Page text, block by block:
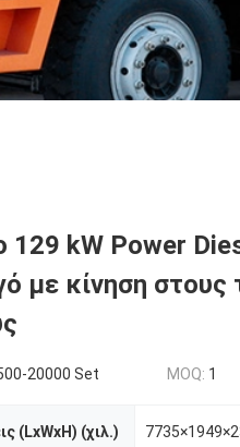
129 kW Power
με κίνηση στους
20000 Set MOQ: 1
(LxWxH) (χιλ.)